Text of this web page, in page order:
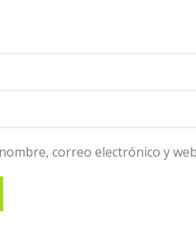
correo electrónico y